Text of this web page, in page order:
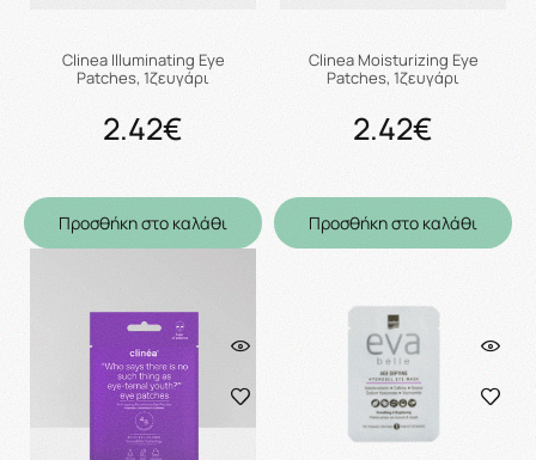
Clinea Illuminating Eye
Patches, 1ζευγάρι
2.42€
Προσθήκη στο καλάθι
Clinea Moisturizing Eye
Patches, 1ζευγάρι
2.42€
Προσθήκη στο καλάθι